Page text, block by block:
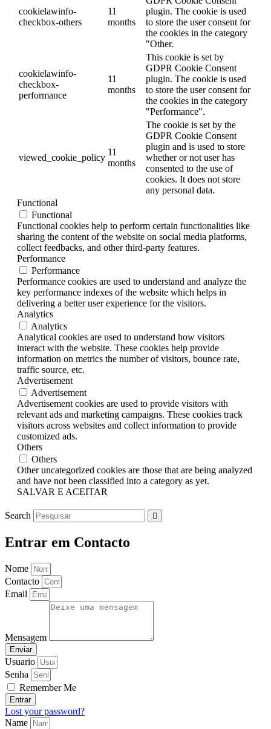
cookielawinfo-
checkbox-others
11
months
plugin. The cookie is used
to store the user consent for
the cookies in the category
"Other.
cookielawinfo-
checkbox-
performance
11
months
This cookie is set by
GDPR Cookie Consent
plugin. The cookie is used
to store the user consent for
the cookies in the category
"Performance".
viewed_cookie_policy
11
months
The cookie is set by the
GDPR Cookie Consent
plugin and is used to store
whether or not user has
consented to the use of
cookies. It does not store
any personal data.
Functional
Functional
Functional cookies help to perform certain functionalities like
sharing the content of the website on social media platforms,
collect feedbacks, and other third-party features.
Performance
Performance
Performance cookies are used to understand and analyze the
key performance indexes of the website which helps in
delivering a better user experience for the visitors.
Analytics
Analytics
Analytical cookies are used to understand how visitors
interact with the website. These cookies help provide
information on metrics the number of visitors, bounce rate,
traffic source, etc.
Advertisement
Advertisement
Advertisement cookies are used to provide visitors with
relevant ads and marketing campaigns. These cookies track
visitors across websites and collect information to provide
customized ads.
Others
Others
Other uncategorized cookies are those that are being analyzed
and have not been classified into a category as yet.
SALVAR E ACEITAR
Search
Entrar em Contacto
Nome
Contacto
Email
Mensagem
Enviar
Usuario
Senha
Remember Me
Entrar
Lost your password?
Name